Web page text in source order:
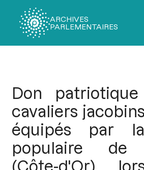
ARCHIVES
PARLEMENTAIRES
Don
cavaliers
équipés par
populaire de
(Côte-d'Or),